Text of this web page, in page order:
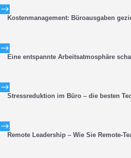
$
Kostenmanagement: Büroausgaben
$
Eine entspannte Arbeitsatmosphäre
$
Stressreduktion im Büro – die besten
$
Remote Leadership – Wie Sie Remote-